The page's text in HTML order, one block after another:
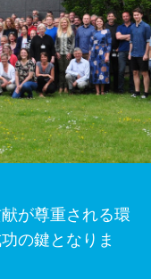
が尊重される環
の鍵となりま